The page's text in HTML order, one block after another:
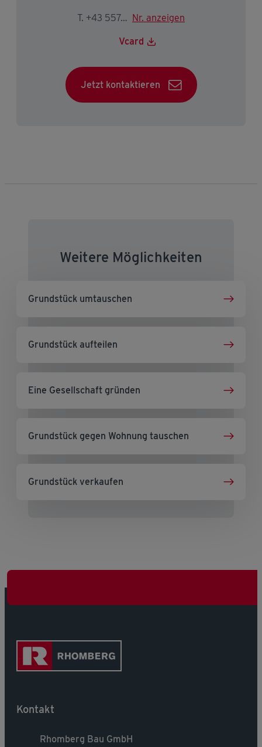
T. +43 5574 403-2244 Nr. anzeigen
Vcard
Jetzt kontaktieren
Weitere Möglichkeiten
Grundstück umtauschen
Grundstück aufteilen
Eine Gesellschaft gründen
Grundstück gegen Wohnung tauschen
Grundstück verkaufen
Kontakt
Rhomberg Bau GmbH